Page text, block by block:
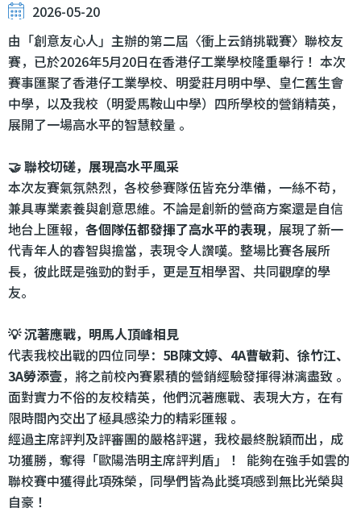
2026-05-20
由「創意友心人」主辦的第二屆〈衝上云銷挑戰賽〉聯校友
賽，已於2026年5月20日在香港仔工業學校隆重舉行 ！本次
賽事匯聚了香港仔工業學校、明愛莊月明中學、皇仁舊生會
中學，以及我校（明愛馬鞍山中學）四所學校的營銷精英，
展開了一場高水平的智慧較量 。
🤝 聯校切磋，展現高水平風采
本次友賽氣氛熱烈，各校參賽隊伍皆充分準備，一絲不苟，
兼具專業素養與創意思維。不論是創新的營商方案還是自信
地台上匯報， 各個隊伍都發揮了高水平的表現，展現了新一
代青年人的睿智與擔當，表現令人讚嘆。整場比賽各展所
長，彼此既是強勁的對手，更是互相學習、共同觀摩的學
友。
💡 沉著應戰，明馬人頂峰相見
代表我校出戰的四位同學： 5B陳文婷、4A曹敏莉、徐竹江、
3A勞添壹，將之前校內賽累積的營銷經驗發揮得淋漓盡致 。
面對實力不俗的友校精英，他們沉著應戰、表現大方，在有
限時間內交出了極具感染力的精彩匯報 。
經過主席評判及評審團的嚴格評選，我校最終脫穎而出，成
功獲勝，奪得「歐陽浩明主席評判盾」 ！ 能夠在強手如雲的
聯校賽中獲得此項殊榮，同學們皆為此獎項感到無比光榮與
自豪 ！